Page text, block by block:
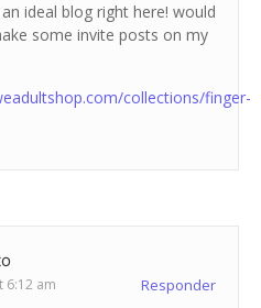
ideal blog right here! would
some invite posts on my
collections/finger-
6:12 am Responder